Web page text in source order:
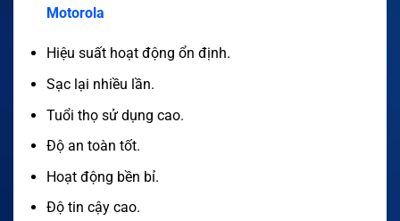
Motorola
Hiệu suất hoạt động ổn định.
Sạc lại nhiều lần.
Tuổi thọ sử dụng cao.
Độ an toàn tốt.
Hoạt động bền bỉ.
Độ tin cậy cao.